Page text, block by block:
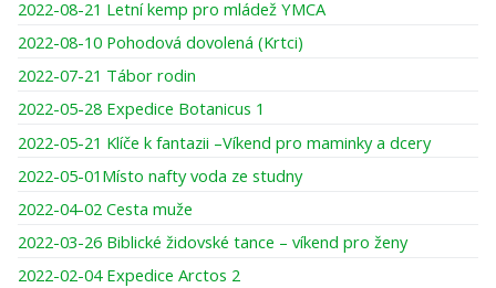
2022-08-21 Letní kemp pro mládež YMCA
2022-08-10 Pohodová dovolená (Krtci)
2022-07-21 Tábor rodin
2022-05-28 Expedice Botanicus 1
2022-05-21 Klíče k fantazii –Víkend pro maminky a dcery
2022-05-01Místo nafty voda ze studny
2022-04-02 Cesta muže
2022-03-26 Biblické židovské tance – víkend pro ženy
2022-02-04 Expedice Arctos 2